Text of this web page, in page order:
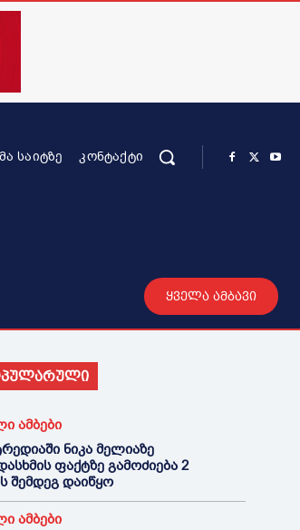
ᲡᲐᲘᲢᲖᲔ ᲙᲝᲜᲢᲐᲥᲢᲘ
ყველა ამბავი
ამბები
ნიკა მელიაზე
ფაქტზე გამოძიება 2
შემდეგ დაიწყო
ამბები